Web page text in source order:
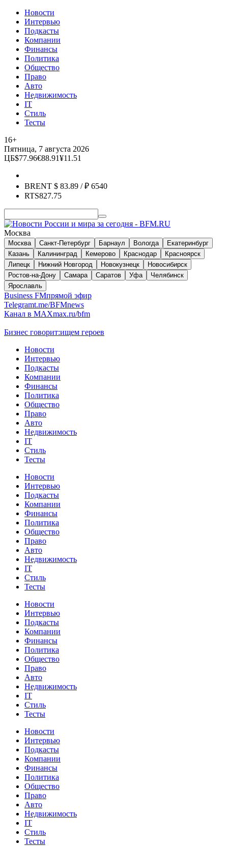
Новости
Интервью
Подкасты
Компании
Финансы
Политика
Общество
Право
Авто
Недвижимость
IT
Стиль
Тесты
16+
Пятница, 7 августа 2026
ЦБ$77.96€88.91¥11.51
BRENT $ 83.89 / ₽ 6540
RTS827.75
Москва
Москва Санкт-Петербург Барнаул Вологда
Екатеринбург
Казань
Калининград Кемерово Краснодар
Красноярск
Липецк
Нижний Новгород Новокузнецк
Новосибирск
Ростов-на-Дону
Самара Саратов Уфа
Челябинск
Ярославль
Business FMпрямой эфир
Telegramt.me/BFMnews
Канал в MAXmax.ru/bfm
Бизнес говорит:ищем героев
Новости
Интервью
Подкасты
Компании
Финансы
Политика
Общество
Право
Авто
Недвижимость
IT
Стиль
Тесты
Новости
Интервью
Подкасты
Компании
Финансы
Политика
Общество
Право
Авто
Недвижимость
IT
Стиль
Тесты
Новости
Интервью
Подкасты
Компании
Финансы
Политика
Общество
Право
Авто
Недвижимость
IT
Стиль
Тесты
Новости
Интервью
Подкасты
Компании
Финансы
Политика
Общество
Право
Авто
Недвижимость
IT
Стиль
Тесты